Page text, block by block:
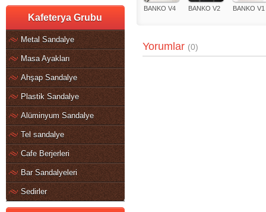
Kafeterya Grubu
Metal Sandalye
Masa Ayakları
Ahşap Sandalye
Plastik Sandalye
Alüminyum Sandalye
Tel sandalye
Cafe Berjerleri
Bar Sandalyeleri
Sedirler
BANKO V4 BANKO V2 BANKO V1
Yorumlar (0)